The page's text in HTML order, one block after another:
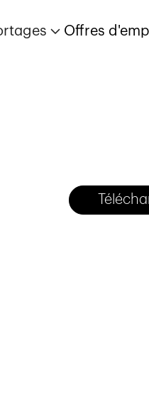
Offres